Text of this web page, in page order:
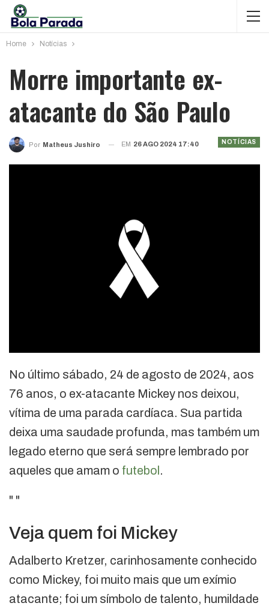
Home Notícias
Morre importante ex-
atacante do São Paulo
NOTÍCIAS
Por Matheus Jushiro EM 26 AGO 2024 17:40
No último sábado, 24 de agosto de 2024, aos
76 anos, o ex-atacante Mickey nos deixou,
vítima de uma parada cardíaca. Sua partida
deixa uma saudade profunda, mas também um
legado eterno que será sempre lembrado por
aqueles que amam o futebol.
" "
Veja quem foi Mickey
Adalberto Kretzer, carinhosamente conhecido
como Mickey, foi muito mais que um exímio
atacante; foi um símbolo de talento, humildade